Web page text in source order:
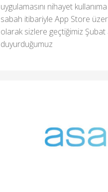
uygulamasını nihayet
sabah itibariyle App Store
olarak sizlere geçtiğimiz Şubat
duyurduğumuz